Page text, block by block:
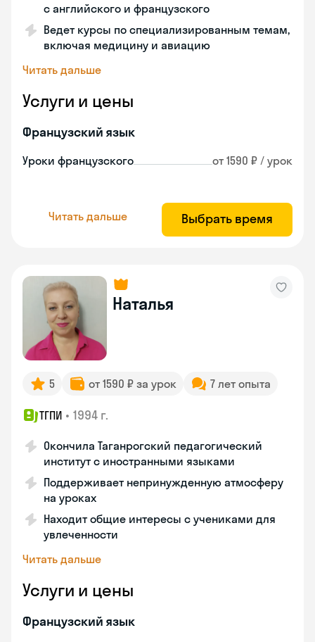
с английского и французского
Ведет курсы по специализированным темам,
включая медицину и авиацию
Читать дальше
Услуги и цены
Французский язык
Уроки французского от 1590 ₽ / урок
Читать дальше Выбрать время
Наталья
5 от 1590 ₽ за урок 7 лет опыта
ТГПИ • 1994 г.
Окончила Таганрогский педагогический
институт с иностранными языками
Поддерживает непринужденную атмосферу
на уроках
Находит общие интересы с учениками для
увлеченности
Читать дальше
Услуги и цены
Французский язык